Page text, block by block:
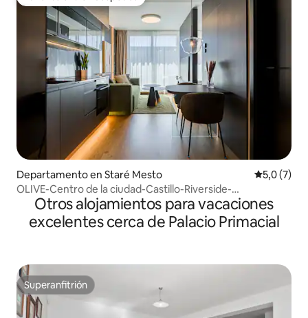
Favorito entre huéspedes
Departamento en Staré Mesto
5,0 (7)
OLIVE-Centro de la ciudad-Castillo-Riverside-
Refrigeración en el techo
Otros alojamientos para vacaciones
excelentes cerca de Palacio Primacial
Superanfitrión
Superanfitrión